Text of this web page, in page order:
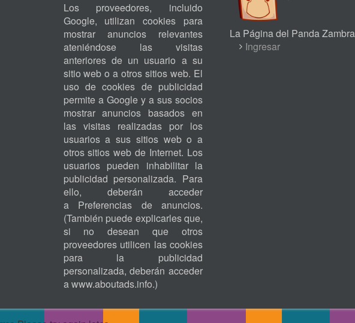
Los proveedores, incluido
Google, utilizan cookies para
mostrar anuncios relevantes
ateniéndose las visitas
anteriores de un usuario a su
sitio web o a otros sitios web. El
uso de cookies de publicidad
permite a Google y a sus socios
mostrar anuncios basados en
las visitas realizadas por los
usuarios a sus sitios web o a
otros sitios web de Internet. Los
usuarios pueden inhabilitar la
publicidad personalizada. Para
ello, deberán acceder
a Preferencias de anuncios.
(También puede explicarles que,
si no desean que otros
proveedores utilicen las cookies
para la publicidad
personalizada, deberán acceder
awww.aboutads.info.)
La Página del Panda
USERIngresar